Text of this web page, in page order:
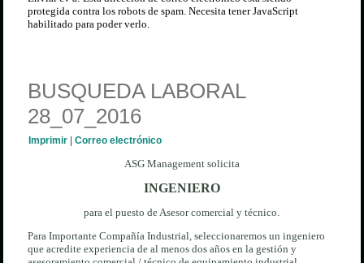
protegida contra los robots de spam. Necesita tener JavaScript
habilitado para poder verlo.
BUSQUEDA LABORAL
28_07_2016
Imprimir |Correo electrónico
ASG Management solicita
INGENIERO
para el puesto de Asesor comercial y técnico.
Para Importante Compañía Industrial, seleccionaremos un ingeniero
que acredite experiencia de al menos dos años en la gestión y